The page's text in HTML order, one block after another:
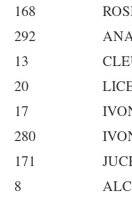
168
292
13
20
17
280
171
8